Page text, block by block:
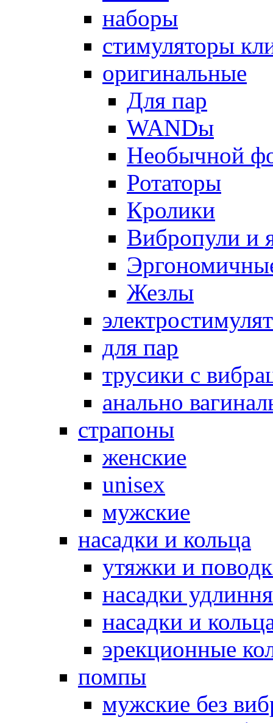
наборы
стимуляторы
оригинальные
Для пар
WANDы
Необычной
Ротаторы
Кролики
Вибропули и
Жезлы
для пар
трусики с
анально
страпоны
женские
unisex
мужские
насадки и кольца
утяжки и
насадки
насадки и
эрекционные
помпы
мужские без